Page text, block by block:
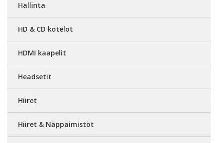
Hallinta
HD & CD kotelot
HDMI kaapelit
Headsetit
Hiiret
Hiiret & Näppäimistöt